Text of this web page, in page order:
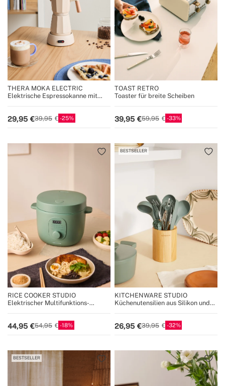
THERA MOKA ELECTRIC
Elektrische Espressokanne mit
29,95 39,95 25
TOAST RETRO
Toaster für breite Scheiben
39,95 59,95 33
RICE COOKER STUDIO
Elektrischer Multifunktions-
44,95 54,95 18
BESTSELLER
KITCHENWARE STUDIO
Küchenutensilien aus Silikon und
26,95 39,95 32
BESTSELLER